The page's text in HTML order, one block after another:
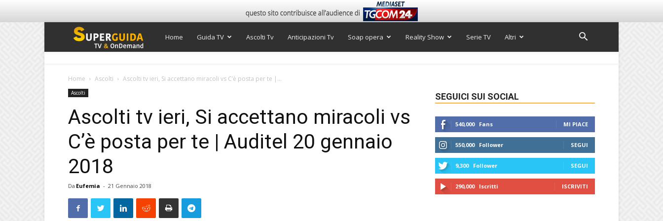
Super
Home Guida TV Ascolti Tv Anticipazioni Tv Soap opera Reality Show Serie TV Altri
Home Ascolti Ascolti tv ieri, Si accettano miracoli vs C’è posta per te |...
Ascolti
Ascolti tv ieri, Si accettano miracoli vs
C’è posta per te | Auditel 20 gennaio
2018
Da Eufemia - 21 Gennaio 2018
SEGUICI SUI SOCIAL
540,000 Fans MI PIACE
550,000 Follower SEGUI
9,300 Follower SEGUI
290,000 Iscritti ISCRIVITI